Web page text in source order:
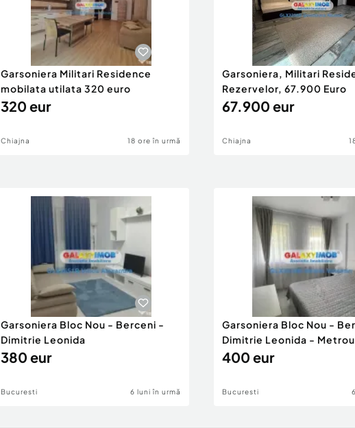
Garsoniera Militari Residence
mobilata utilata 320 euro
320 eur
Chiajna 18 ore în urmă
Garsoniera, Militari
Rezervelor, 67.900 Euro
67.900 eur
Chiajna
Garsoniera Bloc Nou - Berceni -
Dimitrie Leonida
380 eur
Bucuresti 6 luni în urmă
Garsoniera Bloc Nou -
Dimitrie Leonida -
400 eur
Bucuresti